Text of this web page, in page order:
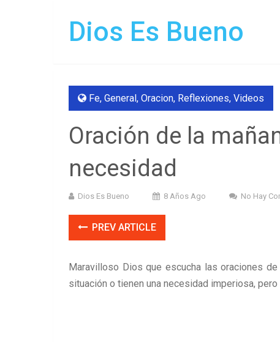
Dios Es Bueno
Fe, General, Oracion, Reflexiones, Videos
Oración de la
necesidad
Dios Es Bueno 8 Años Ago No Hay
PREV ARTICLE
Maravilloso Dios que escucha las oraciones
situación o tienen una necesidad imperiosa,